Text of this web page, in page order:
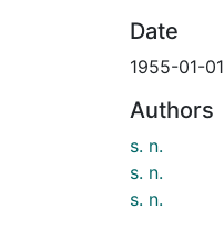
Date
1955-01-01
Authors
s. n.
s. n.
s. n.